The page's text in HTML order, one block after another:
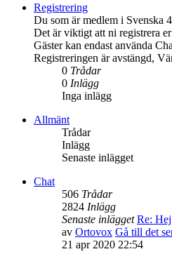
Registrering
Du som är medlem i Svenska
Det är viktigt att ni registrera
Gäster kan endast använda
Registreringen är avstängd,
0 Trådar
0 Inlägg
Inga inlägg
Allmänt
Trådar
Inlägg
Senaste inlägget
Chat
506 Trådar
2824 Inlägg
Senaste inlägget Re:
av Ortovox Gå till det
21 apr 2020 22:54